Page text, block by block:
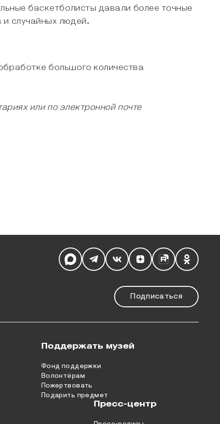
баскетболисты давали более точные
случайных людей.
большого количества
или по электронной почте
Подписаться
Мы в социальных сетях
Поддержать музей
Фонд поддержки
Волонтёрам
Пожертвовать
Подарить предмет
Пресс-центр